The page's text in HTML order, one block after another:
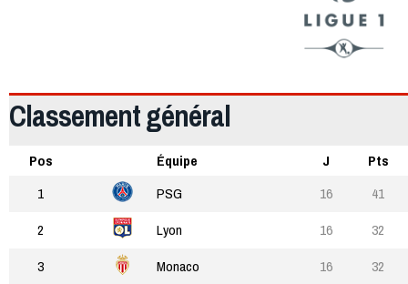
Classement général
Pos Équipe J
Pts
1
PSG 16
41
2
Lyon 16
32
3
Monaco 16
32